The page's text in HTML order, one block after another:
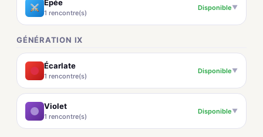
Épée
1 rencontre(s)
Disponible▼
GÉNÉRATION IX
Écarlate
1 rencontre(s)
Disponible▼
Violet
1 rencontre(s)
Disponible▼